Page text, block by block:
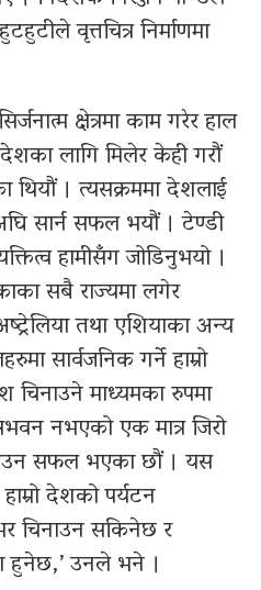
वृत्तचित्र निर्माणमा
क्षेत्रमा काम गरेर हाल
लागि मिलेर केही गरौं
। त्यसक्रममा देशलाई
सार्न सफल भयौं । टेण्डी
हामीसँग जोडिनुभयो ।
सबै राज्यमा लगेर
तथा एशियाका अन्य
सार्वजनिक गर्ने हाम्रो
माध्यमका रुपमा
नभएको एक मात्र जिरो
सफल भएका छौं । यस
देशको पर्यटन
चिनाउन सकिनेछ र
हुनेछ,’ उनले भने ।